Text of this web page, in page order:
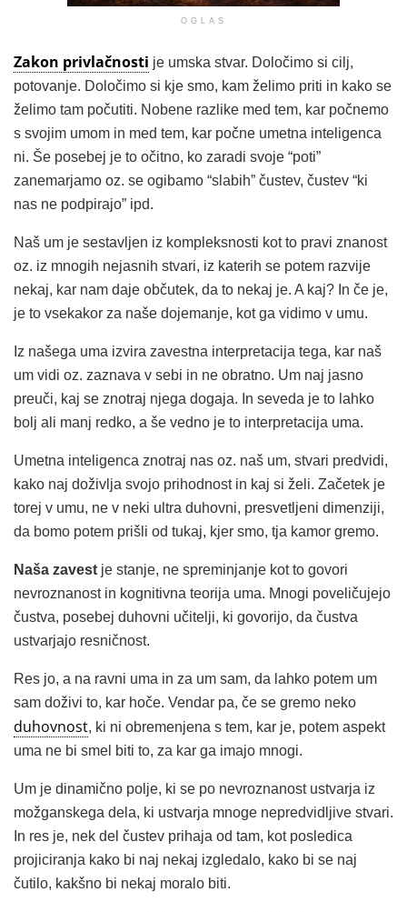
OGLAS
Zakon privlačnosti je umska stvar. Določimo si cilj,
potovanje. Določimo si kje smo, kam želimo priti in kako se
želimo tam počutiti. Nobene razlike med tem, kar počnemo
s svojim umom in med tem, kar počne umetna inteligenca
ni. Še posebej je to očitno, ko zaradi svoje “poti”
zanemarjamo oz. se ogibamo “slabih” čustev, čustev “ki
nas ne podpirajo” ipd.
Naš um je sestavljen iz kompleksnosti kot to pravi znanost
oz. iz mnogih nejasnih stvari, iz katerih se potem razvije
nekaj, kar nam daje občutek, da to nekaj je. A kaj? In če je,
je to vsekakor za naše dojemanje, kot ga vidimo v umu.
Iz našega uma izvira zavestna interpretacija tega, kar naš
um vidi oz. zaznava v sebi in ne obratno. Um naj jasno
preuči, kaj se znotraj njega dogaja. In seveda je to lahko
bolj ali manj redko, a še vedno je to interpretacija uma.
Umetna inteligenca znotraj nas oz. naš um, stvari predvidi,
kako naj doživlja svojo prihodnost in kaj si želi. Začetek je
torej v umu, ne v neki ultra duhovni, presvetljeni dimenziji,
da bomo potem prišli od tukaj, kjer smo, tja kamor gremo.
Naša zavest je stanje, ne spreminjanje kot to govori
nevroznanost in kognitivna teorija uma. Mnogi poveličujejo
čustva, posebej duhovni učitelji, ki govorijo, da čustva
ustvarjajo resničnost.
Res jo, a na ravni uma in za um sam, da lahko potem um
sam doživi to, kar hoče. Vendar pa, če se gremo neko
duhovnost, ki ni obremenjena s tem, kar je, potem aspekt
uma ne bi smel biti to, za kar ga imajo mnogi.
Um je dinamično polje, ki se po nevroznanost ustvarja iz
možganskega dela, ki ustvarja mnoge nepredvidljive stvari.
In res je, nek del čustev prihaja od tam, kot posledica
projiciranja kako bi naj nekaj izgledalo, kako bi se naj
čutilo, kakšno bi nekaj moralo biti.